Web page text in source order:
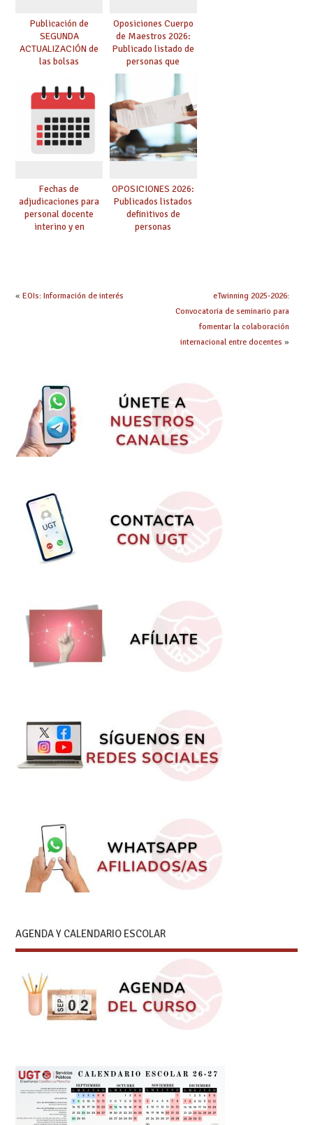
Publicación de
SEGUNDA
ACTUALIZACIÓN de
las bolsas
Cuerpo de Maestros
de especialidades
convocadas a
oposición
Oposiciones Cuerpo
de Maestros 2026:
Publicado listado de
personas que
adquieren nueva
especialidad
Fechas de
adjudicaciones para
personal docente
interino y en
OPOSICIONES 2026:
Publicados listados
definitivos de
personas
« EOIs: Información de interés
eTwinning 2025-2026:
Convocatoria de seminario para
fomentar la colaboración
internacional entre docentes »
AGENDA Y CALENDARIO ESCOLAR